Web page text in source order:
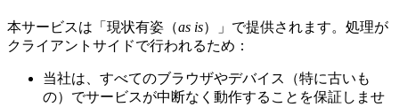
本サービスは「現状有姿（as is）」で提供されます。処理が
クライアントサイドで行われるため：
当社は、すべてのブラウザやデバイス（特に古いも
の）でサービスが中断なく動作することを保証しませ